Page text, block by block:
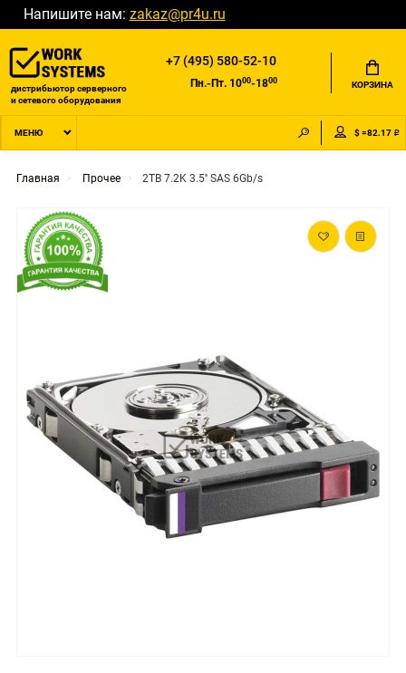
Напишите нам: zakaz@pr4u.ru
дистрибьютор серверного
и сетевого оборудования
+7 (495) 580-52-10
Пн.-Пт. 1000-1800 КОРЗИНА
МЕНЮ $ =82.17 ₽
Главная Прочее 2TB 7.2K 3.5'' SAS 6Gb/s